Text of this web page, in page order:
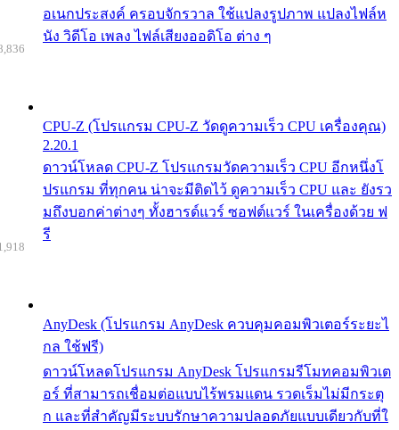
อเนกประสงค์ ครอบจักรวาล ใช้แปลงรูปภาพ แปลงไฟล์ห
นัง วิดีโอ เพลง ไฟล์เสียงออดิโอ ต่าง ๆ
CPU-Z (โปรแกรม CPU-Z วัดดูความเร็ว CPU เครื่องคุณ)
2.20.1
ดาวน์โหลด CPU-Z โปรแกรมวัดความเร็ว CPU อีกหนึ่งโ
ปรแกรม ที่ทุกคน น่าจะมีติดไว้ ดูความเร็ว CPU และ ยังรว
มถึงบอกค่าต่างๆ ทั้งฮารด์แวร์ ซอฟต์แวร์ ในเครื่องด้วย ฟ
รี
AnyDesk (โปรแกรม AnyDesk ควบคุมคอมพิวเตอร์ระยะไ
กล ใช้ฟรี)
ดาวน์โหลดโปรแกรม AnyDesk โปรแกรมรีโมทคอมพิวเต
อร์ ที่สามารถเชื่อมต่อแบบไร้พรมแดน รวดเร็มไม่มีกระตุ
ก และที่สำคัญมีระบบรักษาความปลอดภัยแบบเดียวกับที่ใ